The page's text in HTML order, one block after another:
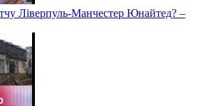
Ліверпуль-Манчестер Юнайтед? –